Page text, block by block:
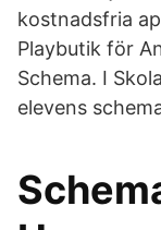
kostnadsfria
Playbutik för
Schema. I
elevens